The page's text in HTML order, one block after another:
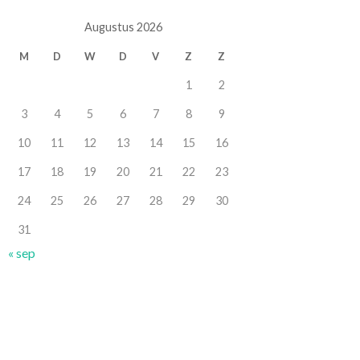
Augustus 2026
M D W D V Z Z
1 2
3 4 5 6 7 8 9
10 11 12 13 14 15 16
17 18 19 20 21 22 23
24 25 26 27 28 29 30
31
« sep